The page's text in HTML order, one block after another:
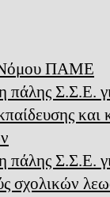
Νόμου ΠΑΜΕ
πάλης Σ.Σ.Ε.
και
πάλης Σ.Σ.Ε.
σχολικών